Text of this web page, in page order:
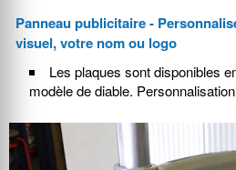
Panneau publicitaire -
visuel, votre nom ou logo
Les plaques sont disponibles
modèle de diable.